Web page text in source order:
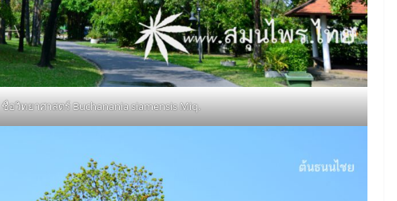
ชื่อวิทยาศาสตร์ Buchanania siamensis Miq.